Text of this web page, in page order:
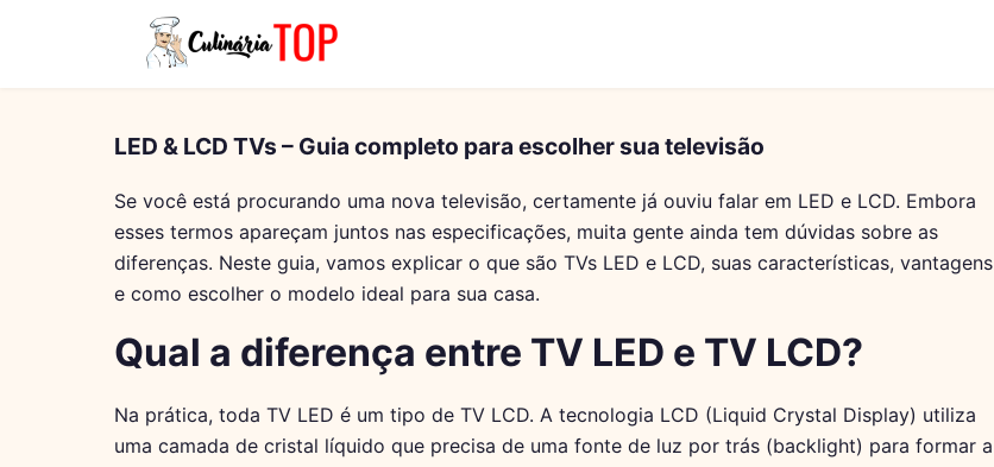
LED & LCD TVs – Guia completo para escolher sua televisão
Se você está procurando uma nova televisão, certamente já ouviu falar em LED e LCD. Embora
esses termos apareçam juntos nas especificações, muita gente ainda tem dúvidas sobre as
diferenças. Neste guia, vamos explicar o que são TVs LED e LCD, suas características, vantagens
e como escolher o modelo ideal para sua casa.
Qual a diferença entre TV LED e TV LCD?
Na prática, toda TV LED é um tipo de TV LCD. A tecnologia LCD (Liquid Crystal Display) utiliza
uma camada de cristal líquido que precisa de uma fonte de luz por trás (backlight) para formar a